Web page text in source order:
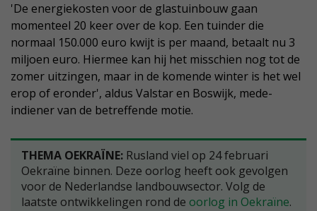
'De energiekosten voor de glastuinbouw gaan
momenteel 20 keer over de kop. Een tuinder die
normaal 150.000 euro kwijt is per maand, betaalt nu 3
miljoen euro. Hiermee kan hij het misschien nog tot de
zomer uitzingen, maar in de komende winter is het wel
erop of eronder', aldus Valstar en Boswijk, mede-
indiener van de betreffende motie.
THEMA OEKRAÏNE: Rusland viel op 24 februari
Oekraïne binnen. Deze oorlog heeft ook gevolgen
voor de Nederlandse landbouwsector. Volg de
laatste ontwikkelingen rond de oorlog in Oekraïne.